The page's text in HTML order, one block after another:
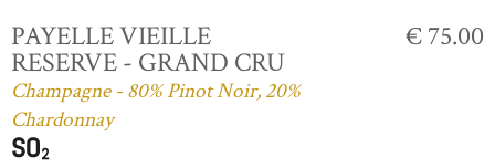
PAYELLE VIEILLE
RESERVE - GRAND CRU
Champagne - 80% Pinot Noir, 20%
Chardonnay
€ 75.00